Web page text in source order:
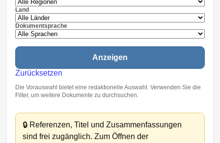
Land
Dokumentsprache
Anzeigen
Zurücksetzen
Die Vorauswahl bietet eine redaktionelle Auswahl. Verwenden Sie die
Filter, um weitere Dokumente zu durchsuchen.
🔒 Referenzen, Titel und Zusammenfassungen
sind frei zugänglich. Zum Öffnen der